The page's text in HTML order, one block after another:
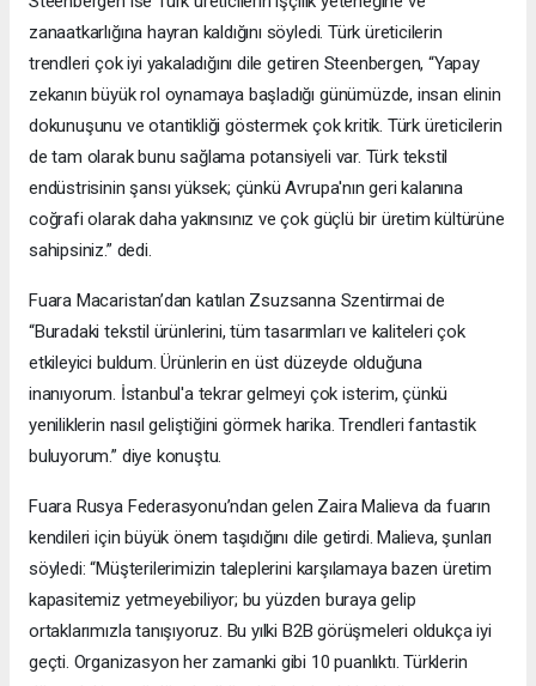
zanaatkarlığına hayran kaldığını söyledi. Türk üreticilerin
trendleri çok iyi yakaladığını dile getiren Steenbergen, “Yapay
zekanın büyük rol oynamaya başladığı günümüzde, insan elinin
dokunuşunu ve otantikliği göstermek çok kritik. Türk üreticilerin
de tam olarak bunu sağlama potansiyeli var. Türk tekstil
endüstrisinin şansı yüksek; çünkü Avrupa'nın geri kalanına
coğrafi olarak daha yakınsınız ve çok güçlü bir üretim kültürüne
sahipsiniz.” dedi.
Fuara Macaristan’dan katılan Zsuzsanna Szentirmai de
“Buradaki tekstil ürünlerini, tüm tasarımları ve kaliteleri çok
etkileyici buldum. Ürünlerin en üst düzeyde olduğuna
inanıyorum. İstanbul'a tekrar gelmeyi çok isterim, çünkü
yeniliklerin nasıl geliştiğini görmek harika. Trendleri fantastik
buluyorum.” diye konuştu.
Fuara Rusya Federasyonu’ndan gelen Zaira Malieva da fuarın
kendileri için büyük önem taşıdığını dile getirdi. Malieva, şunları
söyledi: “Müşterilerimizin taleplerini karşılamaya bazen üretim
kapasitemiz yetmeyebiliyor; bu yüzden buraya gelip
ortaklarımızla tanışıyoruz. Bu yılki B2B görüşmeleri oldukça iyi
geçti. Organizasyon her zamanki gibi 10 puanlıktı. Türklerin